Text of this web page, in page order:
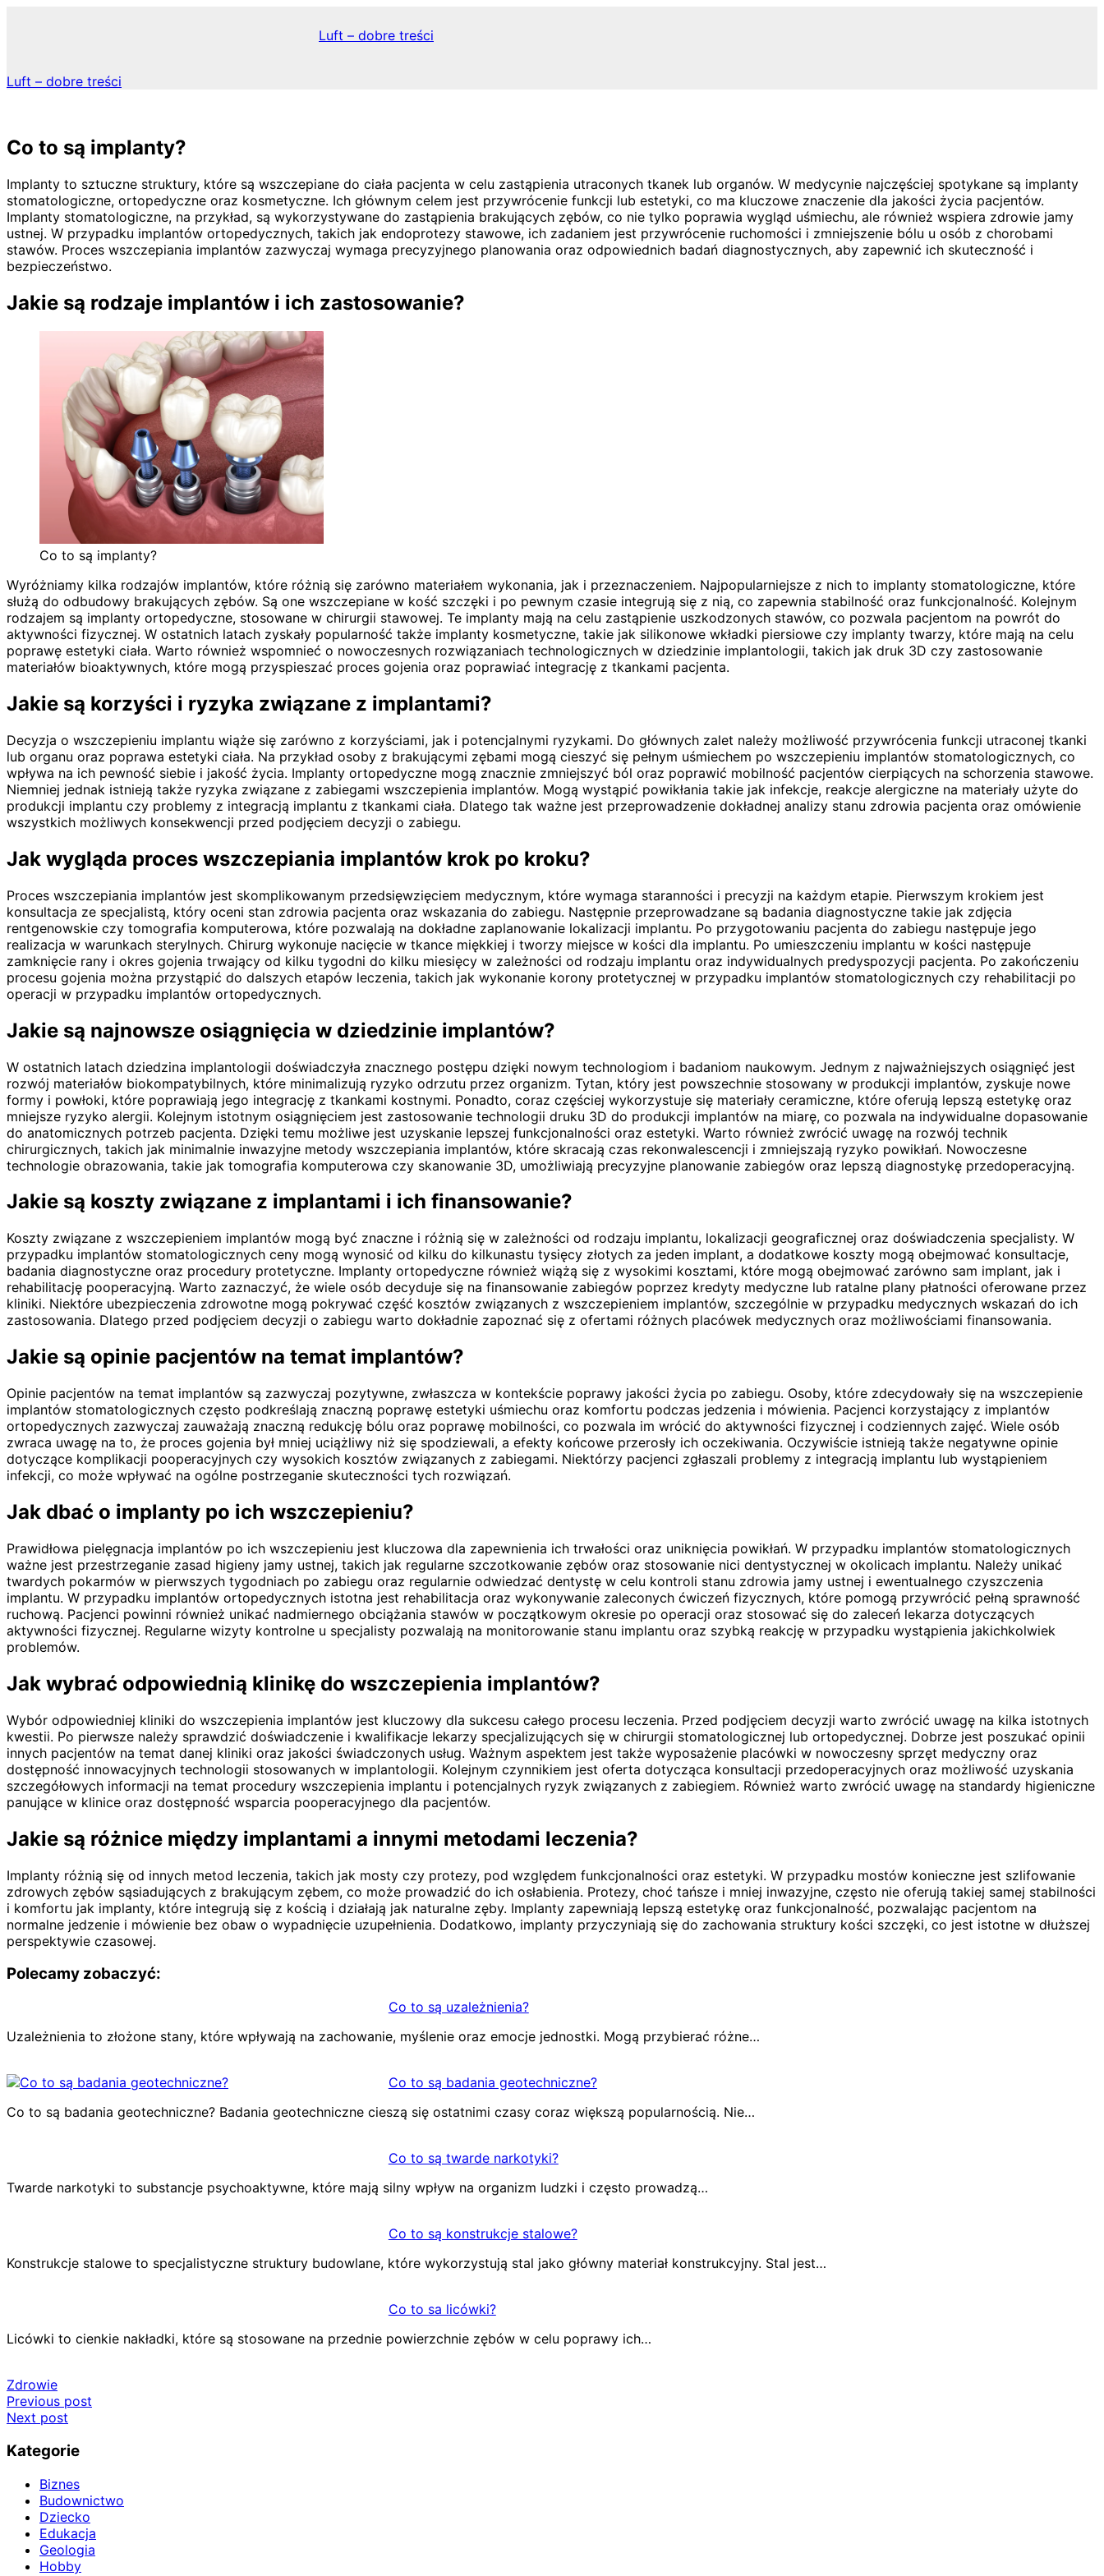
Luft – dobre treści
Luft – dobre treści
Co to są implanty?
Implanty to sztuczne struktury, które są wszczepiane do ciała pacjenta w celu zastąpienia utraconych tkanek lub organów. W medycynie najczęściej spotykane są implanty
stomatologiczne, ortopedyczne oraz kosmetyczne. Ich głównym celem jest przywrócenie funkcji lub estetyki, co ma kluczowe znaczenie dla jakości życia pacjentów.
Implanty stomatologiczne, na przykład, są wykorzystywane do zastąpienia brakujących zębów, co nie tylko poprawia wygląd uśmiechu, ale również wspiera zdrowie jamy
ustnej. W przypadku implantów ortopedycznych, takich jak endoprotezy stawowe, ich zadaniem jest przywrócenie ruchomości i zmniejszenie bólu u osób z chorobami
stawów. Proces wszczepiania implantów zazwyczaj wymaga precyzyjnego planowania oraz odpowiednich badań diagnostycznych, aby zapewnić ich skuteczność i
bezpieczeństwo.
Jakie są rodzaje implantów i ich zastosowanie?
Co to są implanty?
Wyróżniamy kilka rodzajów implantów, które różnią się zarówno materiałem wykonania, jak i przeznaczeniem. Najpopularniejsze z nich to implanty stomatologiczne, które
służą do odbudowy brakujących zębów. Są one wszczepiane w kość szczęki i po pewnym czasie integrują się z nią, co zapewnia stabilność oraz funkcjonalność. Kolejnym
rodzajem są implanty ortopedyczne, stosowane w chirurgii stawowej. Te implanty mają na celu zastąpienie uszkodzonych stawów, co pozwala pacjentom na powrót do
aktywności fizycznej. W ostatnich latach zyskały popularność także implanty kosmetyczne, takie jak silikonowe wkładki piersiowe czy implanty twarzy, które mają na celu
poprawę estetyki ciała. Warto również wspomnieć o nowoczesnych rozwiązaniach technologicznych w dziedzinie implantologii, takich jak druk 3D czy zastosowanie
materiałów bioaktywnych, które mogą przyspieszać proces gojenia oraz poprawiać integrację z tkankami pacjenta.
Jakie są korzyści i ryzyka związane z implantami?
Decyzja o wszczepieniu implantu wiąże się zarówno z korzyściami, jak i potencjalnymi ryzykami. Do głównych zalet należy możliwość przywrócenia funkcji utraconej tkanki
lub organu oraz poprawa estetyki ciała. Na przykład osoby z brakującymi zębami mogą cieszyć się pełnym uśmiechem po wszczepieniu implantów stomatologicznych, co
wpływa na ich pewność siebie i jakość życia. Implanty ortopedyczne mogą znacznie zmniejszyć ból oraz poprawić mobilność pacjentów cierpiących na schorzenia stawowe.
Niemniej jednak istnieją także ryzyka związane z zabiegami wszczepienia implantów. Mogą wystąpić powikłania takie jak infekcje, reakcje alergiczne na materiały użyte do
produkcji implantu czy problemy z integracją implantu z tkankami ciała. Dlatego tak ważne jest przeprowadzenie dokładnej analizy stanu zdrowia pacjenta oraz omówienie
wszystkich możliwych konsekwencji przed podjęciem decyzji o zabiegu.
Jak wygląda proces wszczepiania implantów krok po kroku?
Proces wszczepiania implantów jest skomplikowanym przedsięwzięciem medycznym, które wymaga staranności i precyzji na każdym etapie. Pierwszym krokiem jest
konsultacja ze specjalistą, który oceni stan zdrowia pacjenta oraz wskazania do zabiegu. Następnie przeprowadzane są badania diagnostyczne takie jak zdjęcia
rentgenowskie czy tomografia komputerowa, które pozwalają na dokładne zaplanowanie lokalizacji implantu. Po przygotowaniu pacjenta do zabiegu następuje jego
realizacja w warunkach sterylnych. Chirurg wykonuje nacięcie w tkance miękkiej i tworzy miejsce w kości dla implantu. Po umieszczeniu implantu w kości następuje
zamknięcie rany i okres gojenia trwający od kilku tygodni do kilku miesięcy w zależności od rodzaju implantu oraz indywidualnych predyspozycji pacjenta. Po zakończeniu
procesu gojenia można przystąpić do dalszych etapów leczenia, takich jak wykonanie korony protetycznej w przypadku implantów stomatologicznych czy rehabilitacji po
operacji w przypadku implantów ortopedycznych.
Jakie są najnowsze osiągnięcia w dziedzinie implantów?
W ostatnich latach dziedzina implantologii doświadczyła znacznego postępu dzięki nowym technologiom i badaniom naukowym. Jednym z najważniejszych osiągnięć jest
rozwój materiałów biokompatybilnych, które minimalizują ryzyko odrzutu przez organizm. Tytan, który jest powszechnie stosowany w produkcji implantów, zyskuje nowe
formy i powłoki, które poprawiają jego integrację z tkankami kostnymi. Ponadto, coraz częściej wykorzystuje się materiały ceramiczne, które oferują lepszą estetykę oraz
mniejsze ryzyko alergii. Kolejnym istotnym osiągnięciem jest zastosowanie technologii druku 3D do produkcji implantów na miarę, co pozwala na indywidualne dopasowanie
do anatomicznych potrzeb pacjenta. Dzięki temu możliwe jest uzyskanie lepszej funkcjonalności oraz estetyki. Warto również zwrócić uwagę na rozwój technik
chirurgicznych, takich jak minimalnie inwazyjne metody wszczepiania implantów, które skracają czas rekonwalescencji i zmniejszają ryzyko powikłań. Nowoczesne
technologie obrazowania, takie jak tomografia komputerowa czy skanowanie 3D, umożliwiają precyzyjne planowanie zabiegów oraz lepszą diagnostykę przedoperacyjną.
Jakie są koszty związane z implantami i ich finansowanie?
Koszty związane z wszczepieniem implantów mogą być znaczne i różnią się w zależności od rodzaju implantu, lokalizacji geograficznej oraz doświadczenia specjalisty. W
przypadku implantów stomatologicznych ceny mogą wynosić od kilku do kilkunastu tysięcy złotych za jeden implant, a dodatkowe koszty mogą obejmować konsultacje,
badania diagnostyczne oraz procedury protetyczne. Implanty ortopedyczne również wiążą się z wysokimi kosztami, które mogą obejmować zarówno sam implant, jak i
rehabilitację pooperacyjną. Warto zaznaczyć, że wiele osób decyduje się na finansowanie zabiegów poprzez kredyty medyczne lub ratalne plany płatności oferowane przez
kliniki. Niektóre ubezpieczenia zdrowotne mogą pokrywać część kosztów związanych z wszczepieniem implantów, szczególnie w przypadku medycznych wskazań do ich
zastosowania. Dlatego przed podjęciem decyzji o zabiegu warto dokładnie zapoznać się z ofertami różnych placówek medycznych oraz możliwościami finansowania.
Jakie są opinie pacjentów na temat implantów?
Opinie pacjentów na temat implantów są zazwyczaj pozytywne, zwłaszcza w kontekście poprawy jakości życia po zabiegu. Osoby, które zdecydowały się na wszczepienie
implantów stomatologicznych często podkreślają znaczną poprawę estetyki uśmiechu oraz komfortu podczas jedzenia i mówienia. Pacjenci korzystający z implantów
ortopedycznych zazwyczaj zauważają znaczną redukcję bólu oraz poprawę mobilności, co pozwala im wrócić do aktywności fizycznej i codziennych zajęć. Wiele osób
zwraca uwagę na to, że proces gojenia był mniej uciążliwy niż się spodziewali, a efekty końcowe przerosły ich oczekiwania. Oczywiście istnieją także negatywne opinie
dotyczące komplikacji pooperacyjnych czy wysokich kosztów związanych z zabiegami. Niektórzy pacjenci zgłaszali problemy z integracją implantu lub wystąpieniem
infekcji, co może wpływać na ogólne postrzeganie skuteczności tych rozwiązań.
Jak dbać o implanty po ich wszczepieniu?
Prawidłowa pielęgnacja implantów po ich wszczepieniu jest kluczowa dla zapewnienia ich trwałości oraz uniknięcia powikłań. W przypadku implantów stomatologicznych
ważne jest przestrzeganie zasad higieny jamy ustnej, takich jak regularne szczotkowanie zębów oraz stosowanie nici dentystycznej w okolicach implantu. Należy unikać
twardych pokarmów w pierwszych tygodniach po zabiegu oraz regularnie odwiedzać dentystę w celu kontroli stanu zdrowia jamy ustnej i ewentualnego czyszczenia
implantu. W przypadku implantów ortopedycznych istotna jest rehabilitacja oraz wykonywanie zaleconych ćwiczeń fizycznych, które pomogą przywrócić pełną sprawność
ruchową. Pacjenci powinni również unikać nadmiernego obciążania stawów w początkowym okresie po operacji oraz stosować się do zaleceń lekarza dotyczących
aktywności fizycznej. Regularne wizyty kontrolne u specjalisty pozwalają na monitorowanie stanu implantu oraz szybką reakcję w przypadku wystąpienia jakichkolwiek
problemów.
Jak wybrać odpowiednią klinikę do wszczepienia implantów?
Wybór odpowiedniej kliniki do wszczepienia implantów jest kluczowy dla sukcesu całego procesu leczenia. Przed podjęciem decyzji warto zwrócić uwagę na kilka istotnych
kwestii. Po pierwsze należy sprawdzić doświadczenie i kwalifikacje lekarzy specjalizujących się w chirurgii stomatologicznej lub ortopedycznej. Dobrze jest poszukać opinii
innych pacjentów na temat danej kliniki oraz jakości świadczonych usług. Ważnym aspektem jest także wyposażenie placówki w nowoczesny sprzęt medyczny oraz
dostępność innowacyjnych technologii stosowanych w implantologii. Kolejnym czynnikiem jest oferta dotycząca konsultacji przedoperacyjnych oraz możliwość uzyskania
szczegółowych informacji na temat procedury wszczepienia implantu i potencjalnych ryzyk związanych z zabiegiem. Również warto zwrócić uwagę na standardy higieniczne
panujące w klinice oraz dostępność wsparcia pooperacyjnego dla pacjentów.
Jakie są różnice między implantami a innymi metodami leczenia?
Implanty różnią się od innych metod leczenia, takich jak mosty czy protezy, pod względem funkcjonalności oraz estetyki. W przypadku mostów konieczne jest szlifowanie
zdrowych zębów sąsiadujących z brakującym zębem, co może prowadzić do ich osłabienia. Protezy, choć tańsze i mniej inwazyjne, często nie oferują takiej samej stabilności
i komfortu jak implanty, które integrują się z kością i działają jak naturalne zęby. Implanty zapewniają lepszą estetykę oraz funkcjonalność, pozwalając pacjentom na
normalne jedzenie i mówienie bez obaw o wypadnięcie uzupełnienia. Dodatkowo, implanty przyczyniają się do zachowania struktury kości szczęki, co jest istotne w dłuższej
perspektywie czasowej.
Polecamy zobaczyć:
Co to są uzależnienia?
Uzależnienia to złożone stany, które wpływają na zachowanie, myślenie oraz emocje jednostki. Mogą przybierać różne…
Co to są badania geotechniczne?
Co to są badania geotechniczne? Badania geotechniczne cieszą się ostatnimi czasy coraz większą popularnością. Nie…
Co to są twarde narkotyki?
Twarde narkotyki to substancje psychoaktywne, które mają silny wpływ na organizm ludzki i często prowadzą…
Co to są konstrukcje stalowe?
Konstrukcje stalowe to specjalistyczne struktury budowlane, które wykorzystują stal jako główny materiał konstrukcyjny. Stal jest…
Co to sa licówki?
Licówki to cienkie nakładki, które są stosowane na przednie powierzchnie zębów w celu poprawy ich…
Zdrowie
Nawigacja
wpisu
Previous post
Next post
Kategorie
Biznes
Budownictwo
Dziecko
Edukacja
Geologia
Hobby